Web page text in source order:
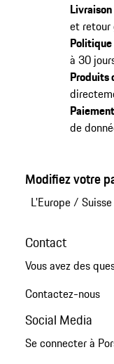
et
à 30
Produits
de
Modifiez votre
L'Europe/
Contact
Vous avez des
Contactez-nous
Social Media
Se connecter à